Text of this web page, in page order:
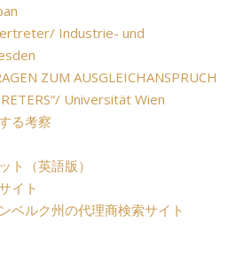
Industrie- und
ZUM AUSGLEICHANSPRUCH
Universität Wien
る考察
ト（英語版）
イト
ベルク州の代理商検索サイト